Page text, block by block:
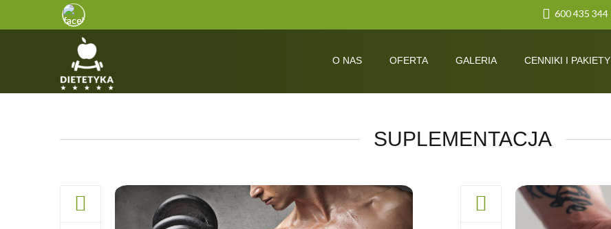
600 435 344
O NAS OFERTA GALERIA CENNIKI I PAKIETY
SUPLEMENTACJA